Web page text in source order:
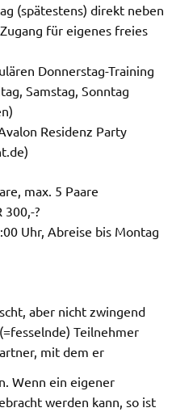
(spätestens) direkt neben
für eigenes freies
Donnerstag-Training
Samstag, Sonntag
Residenz Party
max. 5 Paare
300,-?
Uhr, Abreise bis Montag
aber nicht zwingend
Teilnehmer
mit dem er
Wenn ein eigener
werden kann, so ist